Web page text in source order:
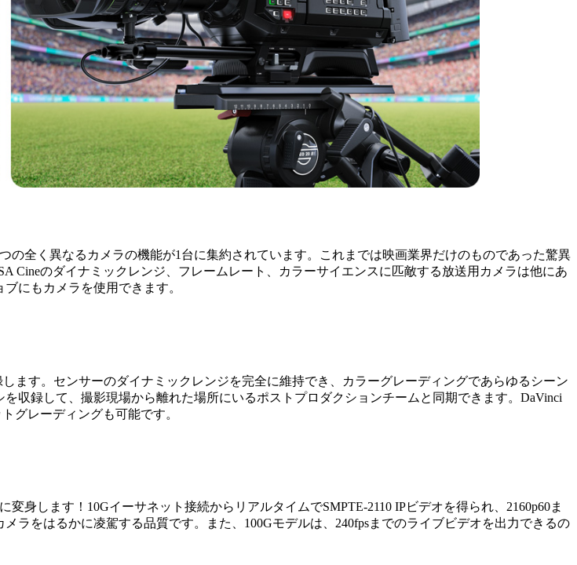
全く異なるカメラの機能が1台に集約されています。これまでは映画業界だけのものであった驚異
Cineのダイナミックレンジ、フレームレート、カラーサイエンスに匹敵する放送用カメラは他にあ
にもカメラを使用できます。
します。センサーのダイナミックレンジを完全に維持でき、カラーグレーディングであらゆるシーン
収録して、撮影現場から離れた場所にいるポストプロダクションチームと同期できます。DaVinci
グレーディングも可能です。
身します！10Gイーサネット接続からリアルタイムでSMPTE-2110 IPビデオを得られ、2160p60ま
ラをはるかに凌駕する品質です。また、100Gモデルは、240fpsまでのライブビデオを出力できるの